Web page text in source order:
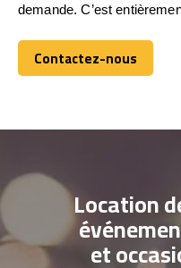
demande. C’est
Contactez-nous
Contactez-nous
Location
et